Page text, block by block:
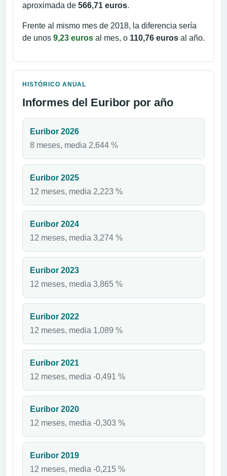
aproximada de 566,71 euros.
Frente al mismo mes de 2018, la diferencia sería
de unos 9,23 euros al mes, o 110,76 euros al año.
HISTÓRICO ANUAL
Informes del Euribor por año
Euribor 2026
8 meses, media 2,644 %
Euribor 2025
12 meses, media 2,223 %
Euribor 2024
12 meses, media 3,274 %
Euribor 2023
12 meses, media 3,865 %
Euribor 2022
12 meses, media 1,089 %
Euribor 2021
12 meses, media -0,491 %
Euribor 2020
12 meses, media -0,303 %
Euribor 2019
12 meses, media -0,215 %